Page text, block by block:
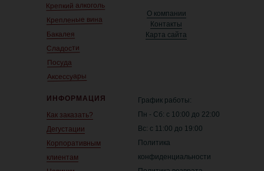
Крепкий алкоголь
Крепленые вина
Бакалея
Сладости
Посуда
Аксессуары
ИНФОРМАЦИЯ
Как заказать?
Дегустации
Корпоративным
клиентам
График работы:
Пн - Сб: с 10:00 до 22:00
Вс: с 11:00 до 19:00
Политика
конфиденциальности
О компании
Контакты
Карта сайта